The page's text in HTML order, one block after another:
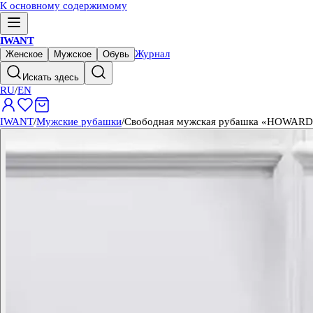
К основному содержимому
IWANT
Женское Мужское Обувь Журнал
Искать здесь
RU/EN
IWANT/Мужские рубашки/Свободная мужская рубашка